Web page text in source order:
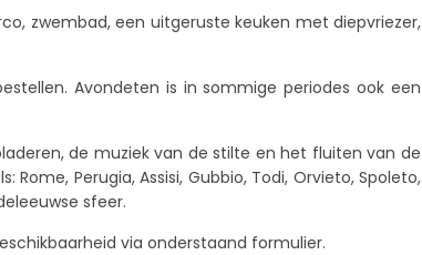
zwembad, een uitgeruste keuken met diepvriezer,
Avondeten is in sommige periodes ook een
de muziek van de stilte en het fluiten van de
Perugia, Assisi, Gubbio, Todi, Orvieto, Spoleto,
sfeer.
via onderstaand formulier.